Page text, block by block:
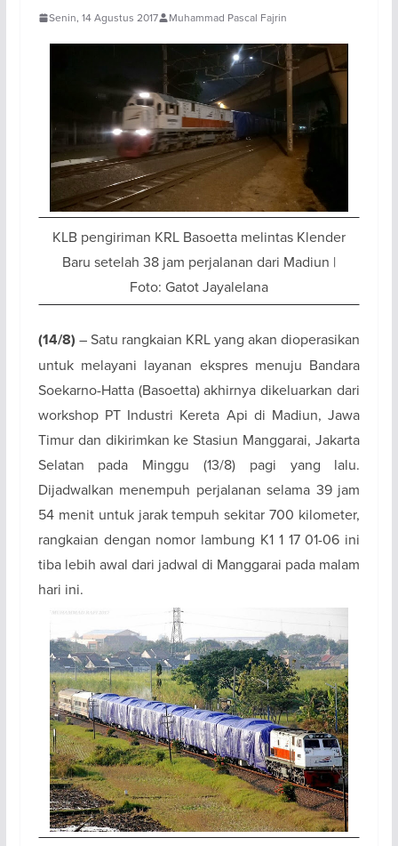
Senin, 14 Agustus 2017 Muhammad Pascal Fajrin
KLB pengiriman KRL Basoetta melintas Klender
Baru setelah 38 jam perjalanan dari Madiun |
Foto: Gatot Jayalelana
(14/8) – Satu rangkaian KRL yang akan dioperasikan
untuk melayani layanan ekspres menuju Bandara
Soekarno-Hatta (Basoetta) akhirnya dikeluarkan dari
workshop PT Industri Kereta Api di Madiun, Jawa
Timur dan dikirimkan ke Stasiun Manggarai, Jakarta
Selatan pada Minggu (13/8) pagi yang lalu.
Dijadwalkan menempuh perjalanan selama 39 jam
54 menit untuk jarak tempuh sekitar 700 kilometer,
rangkaian dengan nomor lambung K1 1 17 01-06 ini
tiba lebih awal dari jadwal di Manggarai pada malam
hari ini.